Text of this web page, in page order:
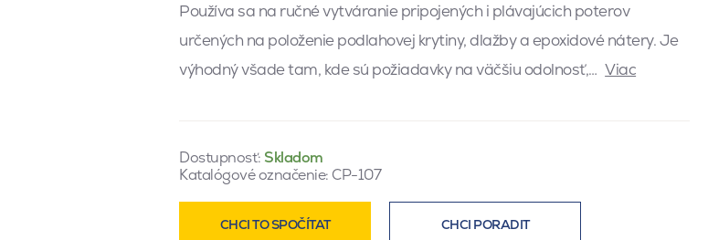
Používa sa na ručné vytváranie pripojených i plávajúcich poterov
určených na položenie podlahovej krytiny, dlažby a epoxidové nátery. Je
výhodný všade tam, kde sú požiadavky na väčšiu odolnosť,… Viac
Dostupnosť: Skladom
Katalógové označenie: CP-107
CHCI TO SPOČÍTAT CHCI PORADIT